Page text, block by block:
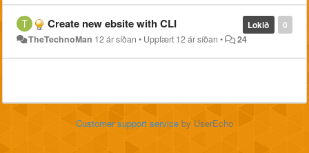
0
Lokið
Create new ebsite with CLI
TheTechnoMan 12 ár síðan • Uppfært 12 ár síðan • 24
Customer support service by UserEcho